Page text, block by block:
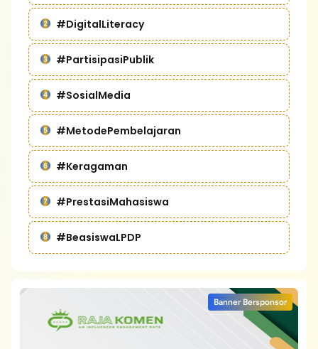
#DigitalLiteracy
#PartisipasiPublik
#SosialMedia
#MetodePembelajaran
#Keragaman
#PrestasiMahasiswa
#BeasiswaLPDP
Banner Bersponsor